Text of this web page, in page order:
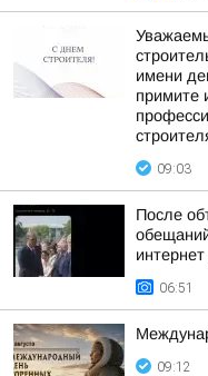
имени
примите
09:03
После
06:51
09:12